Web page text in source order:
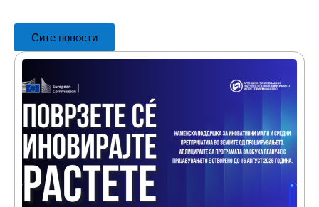
Сите новости